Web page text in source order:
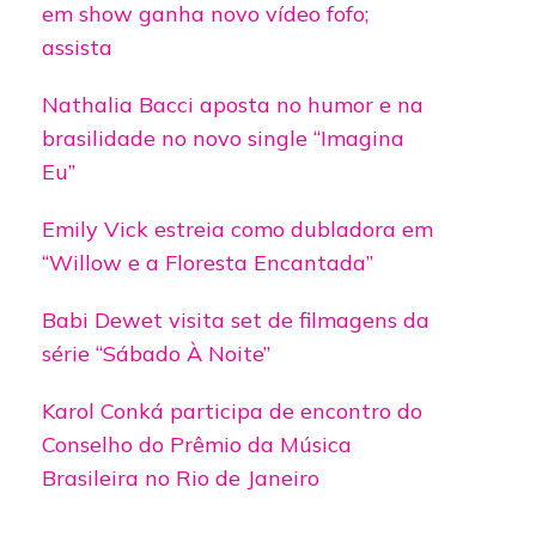
em show ganha novo vídeo fofo;
assista
Nathalia Bacci aposta no humor e na
brasilidade no novo single “Imagina
Eu”
Emily Vick estreia como dubladora em
“Willow e a Floresta Encantada”
Babi Dewet visita set de filmagens da
série “Sábado À Noite”
Karol Conká participa de encontro do
Conselho do Prêmio da Música
Brasileira no Rio de Janeiro